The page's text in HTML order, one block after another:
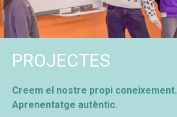
PROJECTES
Creem el nostre propi coneixement.
Aprenentatge autèntic.